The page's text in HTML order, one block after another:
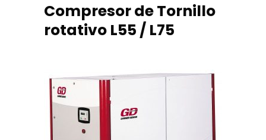
Compresor de Tornillo
rotativo L55 / L75